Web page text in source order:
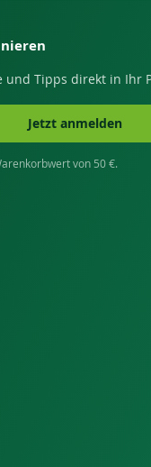
und Tipps direkt in Ihr
Jetzt anmelden
von 50 €.